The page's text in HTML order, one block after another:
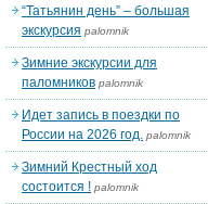
“Татьянин день” – большая
экскурсия palomnik
Зимние экскурсии для
паломников palomnik
Идет запись в поездки по
России на 2026 год. palomnik
Зимний Крестный ход
состоится ! palomnik